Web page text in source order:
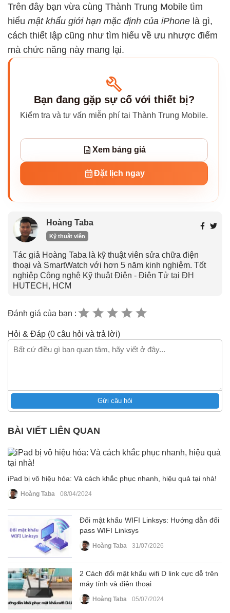
Trên đây bạn vừa cùng Thành Trung Mobile tìm
hiểu mật khẩu giới hạn mặc định của iPhone là gì,
cách thiết lập cũng như tìm hiểu về ưu nhược điểm
mà chức năng này mang lại.
Bạn đang gặp sự cố với thiết bị?
Kiểm tra và tư vấn miễn phí tại Thành Trung Mobile.
Xem bảng giá
Đặt lịch ngay
Hoàng Taba
Kỹ thuật viên
Tác giả Hoàng Taba là kỹ thuật viên sửa chữa điện
thoại và SmartWatch với hơn 5 năm kinh nghiệm. Tốt
nghiệp Công nghệ Kỹ thuật Điện - Điện Tử tại ĐH
HUTECH, HCM
Đánh giá của bạn :
Hỏi & Đáp (0 câu hỏi và trả lời)
Gửi câu hỏi
BÀI VIẾT LIÊN QUAN
iPad bị vô hiệu hóa: Và cách khắc phục nhanh, hiệu quả tại nhà!
Hoàng Taba 08/04/2024
Đổi mật khẩu WIFI Linksys: Hướng dẫn đổi
pass WIFI Linksys
Hoàng Taba 31/07/2026
2 Cách đổi mật khẩu wifi D link cực dễ trên
máy tính và điện thoại
Hoàng Taba 05/07/2024